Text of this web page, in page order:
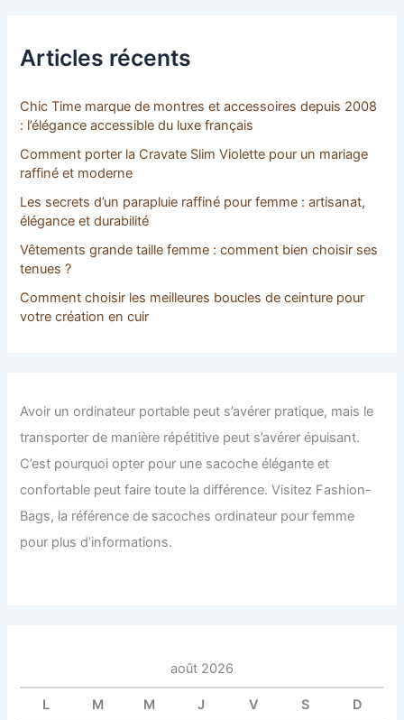
c
h
r
Articles récents
Chic Time marque de montres et accessoires depuis 2008
: l’élégance accessible du luxe français
Comment porter la Cravate Slim Violette pour un mariage
raffiné et moderne
Les secrets d’un parapluie raffiné pour femme : artisanat,
élégance et durabilité
Vêtements grande taille femme : comment bien choisir ses
tenues ?
Comment choisir les meilleures boucles de ceinture pour
votre création en cuir
Avoir un ordinateur portable peut s’avérer pratique, mais le
transporter de manière répétitive peut s’avérer épuisant.
C’est pourquoi opter pour une sacoche élégante et
confortable peut faire toute la différence. Visitez Fashion-
Bags, la référence de sacoches ordinateur pour femme
pour plus d’informations.
août 2026
L M M J V S D